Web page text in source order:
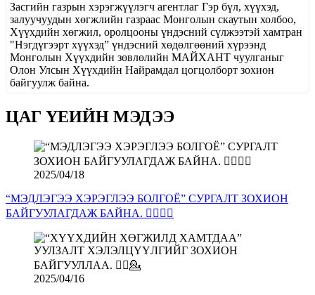
Засгийн газрын хэрэгжүүлэгч агентлаг Гэр бүл, хүүхэд,
залуучуудын хөгжлийн газраас Монголын скаутын холбоо,
Хүүхдийн хөгжил, оролцооны үндэсний сүлжээтэй хамтран
"Нэгдүгээрт хүүхэд” үндэсний хөдөлгөөний хүрээнд
Монголын Хүүхдийн зөвлөлийн МАЙХАНТ чуулганыг
Олон Улсын Хүүхдийн Найрамдал цогцолборт зохион
байгуулж байна.
ЦАГ ҮЕИЙН МЭДЭЭ
2025/04/18
“МЭДЛЭГЭЭ ХЭРЭГЛЭЭ БОЛГОЁ” СУРГАЛТ ЗОХИОН
БАЙГУУЛАГДАЖ БАЙНА. 💁‍♂️💁‍♀️
2025/04/16